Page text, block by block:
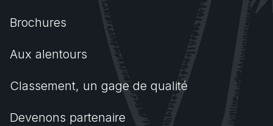
Brochures
Aux alentours
Classement, un gage de qualité
Devenons partenaire